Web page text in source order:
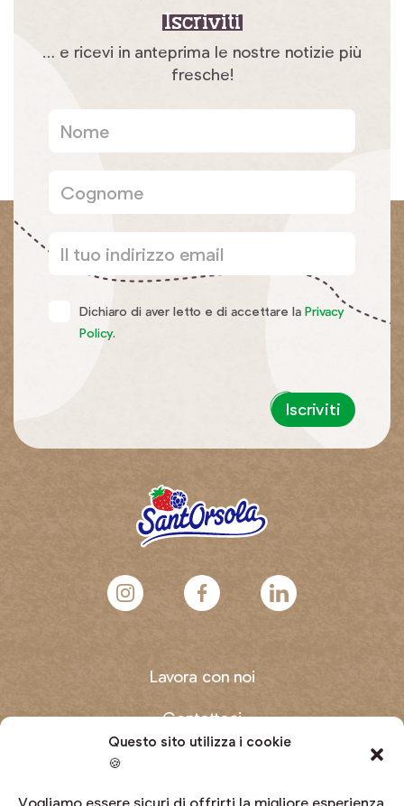
Questo sito utilizza i cookie
🍪
Vogliamo essere sicuri di offrirti la migliore esperienza
Iscriviti
… e ricevi in anteprima le nostre notizie più
fresche!
Dichiaro di aver letto e di accettare la Privacy
Policy.
Iscriviti
Lavora con noi
Contattaci
Diventa produttore